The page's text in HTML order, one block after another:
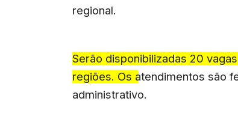
regional.
Serão disponibilizadas 20
regiões. Os atendimentos são
administrativo.